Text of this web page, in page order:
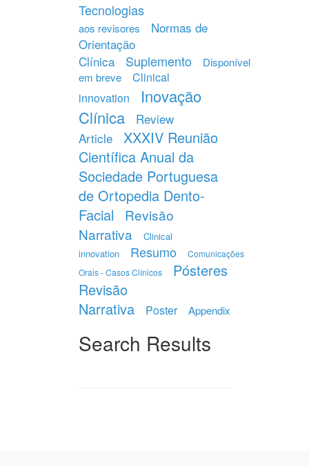
Tecnologias
aos revisores
Normas de
Orientação
Clínica
Suplemento
Disponível
em breve
Clinical
innovation
Inovação
Clínica
Review
Article
XXXIV Reunião
Científica Anual da
Sociedade Portuguesa
de Ortopedia Dento-
Facial
Revisão
Narrativa
Clinical
innovation
Resumo
Comunicações
Orais - Casos Clínicos
Pósteres
Revisão
Narrativa
Poster Appendix
Search Results